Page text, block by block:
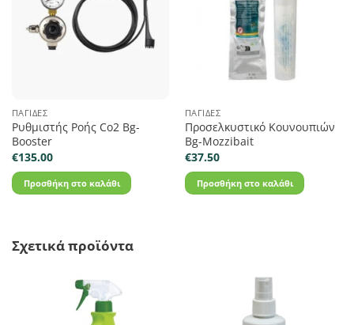
ΠΑΓΊΔΕΣ
Ρυθμιστής Ροής Co2 Bg-
Booster
€135.00
Προσθήκη στο καλάθι
ΠΑΓΊΔΕΣ
Προσελκυστικό Κουνουπιών
Bg-Mozzibait
€37.50
Προσθήκη στο καλάθι
Σχετικά προϊόντα